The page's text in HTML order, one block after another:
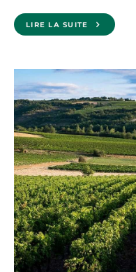
LIRE LA SUITE